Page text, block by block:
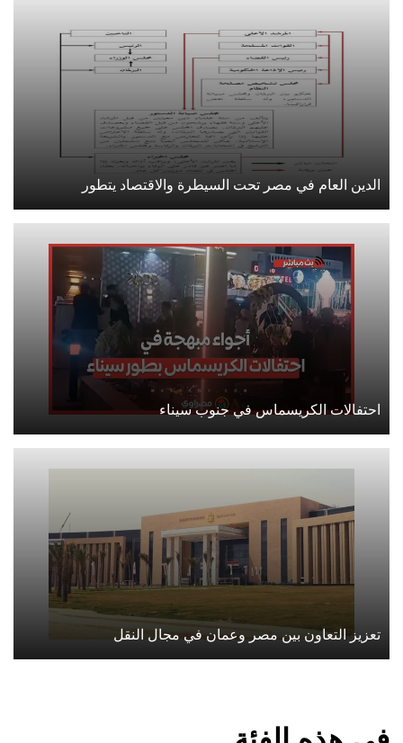
الدين العام في مصر تحت السيطرة والاقتصاد يتطور
احتفالات الكريسماس في جنوب سيناء
تعزيز التعاون بين مصر وعمان في مجال النقل